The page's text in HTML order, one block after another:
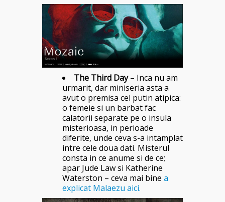
The Third Day– Inca nu am
urmarit, dar miniseria asta a
avut o premisa cel putin atipica:
o femeie si un barbat fac
calatorii separate pe o insula
misterioasa, in perioade
diferite, unde ceva s-a intamplat
intre cele doua dati. Misterul
consta in ce anume si de ce;
apar Jude Law si Katherine
Waterston – ceva mai bine a
explicat Malaezu aici.